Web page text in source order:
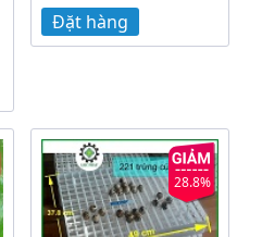
Đặt hàng
28.8%